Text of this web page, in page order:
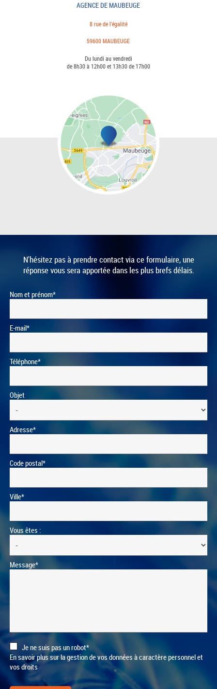
AGENCE DE MAUBEUGE
8 rue de l’égalité
59600 MAUBEUGE
Du lundi au vendredi
de 8h30 à 12h00 et 13h30 de 17h00
N'hésitez pas à prendre contact via ce formulaire, une
réponse vous sera apportée dans les plus brefs délais.
Nom et prénom*
E-mail*
Téléphone*
Objet
Adresse*
Code postal*
Ville*
Vous êtes :
Message*
Je ne suis pas un robot*
En savoir plus sur la gestion de vos données à caractère personnel et
vos droits